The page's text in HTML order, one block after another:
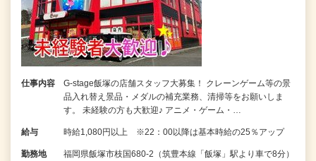
仕事内容
G-stage飯塚の店舗スタッフ大募集！ クレーンゲーム等の景
品入れ替え景品・メダルの補充業務、清掃等をお願いしま
す。 未経験の方も大歓迎♪ アニメ・ゲーム・…
給与 時給1,080円以上 ※22：00以降は基本時給の25％アップ
勤務地
福岡県飯塚市枝国680-2（筑豊本線「飯塚」駅より車で8分）